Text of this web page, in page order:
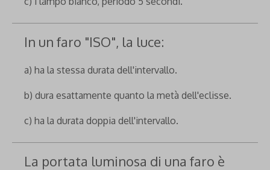
In un faro "ISO", la luce:
a) ha la stessa durata dell'intervallo.
b) dura esattamente quanto la metà dell'eclisse.
c) ha la durata doppia dell'intervallo.
La portata luminosa di una faro è